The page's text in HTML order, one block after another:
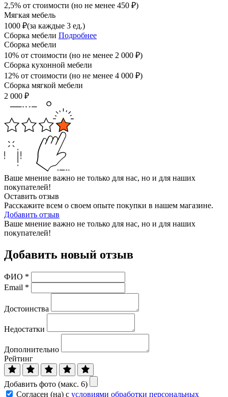
2,5% от стоимости (но не менее 450 ₽)
Мягкая мебель
1000 ₽(за каждые 3 ед.)
Сборка мебели Подробнее
Сборка мебели
10% от стоимости (но не менее 2 000 ₽)
Сборка кухонной мебели
12% от стоимости (но не менее 4 000 ₽)
Сборка мягкой мебели
2 000 ₽
Ваше мнение важно не только для нас, но и для наших
покупателей!
Оставить отзыв
Расскажите всем о своем опыте покупки в нашем магазине.
Добавить отзыв
Ваше мнение важно не только для нас, но и для наших
покупателей!
Добавить новый отзыв
ФИО *
Email *
Достоинства
Недостатки
Дополнительно
Рейтинг
Добавить фото (макс. 6)
Согласен (на) с условиями обработки персональных